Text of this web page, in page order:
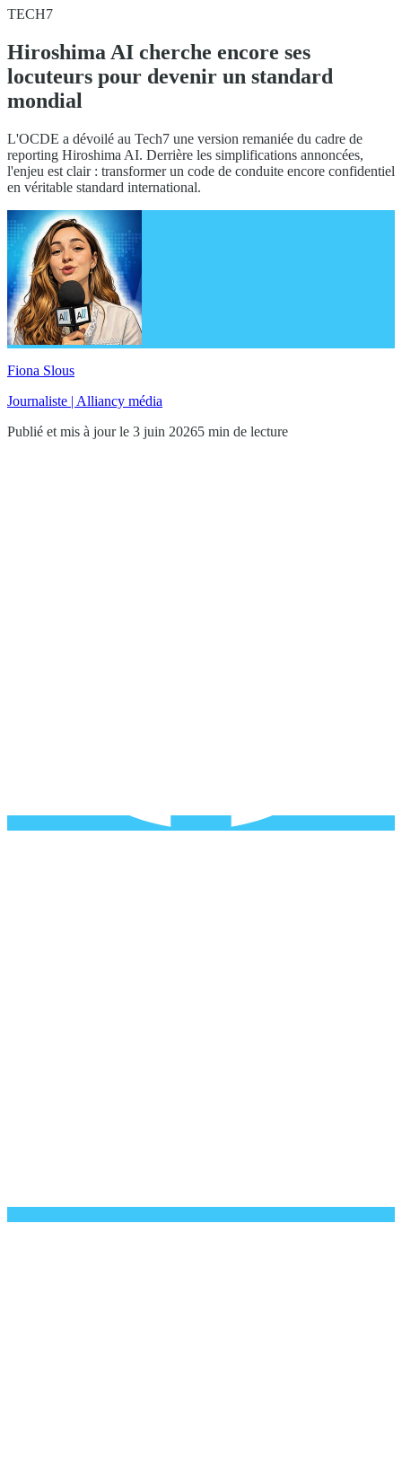
TECH7
Hiroshima AI cherche encore ses
locuteurs pour devenir un standard
mondial
L'OCDE a dévoilé au Tech7 une version remaniée du cadre de
reporting Hiroshima AI. Derrière les simplifications annoncées,
l'enjeu est clair : transformer un code de conduite encore confidentiel
en véritable standard international.
Fiona Slous
Journaliste | Alliancy média
Publié et mis à jour le 3 juin 20265 min de lecture